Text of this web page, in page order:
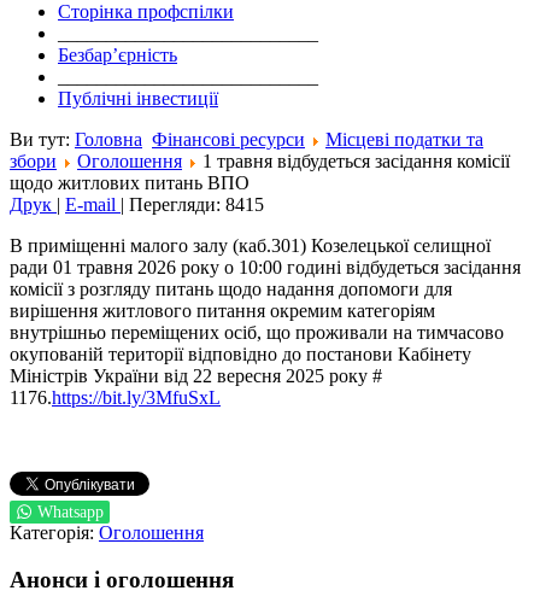
Сторінка профспілки
Безбар’єрність
Публічні інвестиції
Ви тут: Головна Фінансові ресурси
Місцеві податки та
збори
Оголошення
1 травня відбудеться засідання комісії
щодо житлових питань ВПО
Друк | E-mail | Перегляди: 8415
В приміщенні малого залу (каб.301) Козелецької селищної
ради 01 травня 2026 року о 10:00 годині відбудеться засідання
комісії з розгляду питань щодо надання допомоги для
вирішення житлового питання окремим категоріям
внутрішньо переміщених осіб, що проживали на тимчасово
окупованій території відповідно до постанови Кабінету
Міністрів України від 22 вересня 2025 року #
1176.https://bit.ly/3MfuSxL
Whatsapp
Категорія: Оголошення
Анонси і оголошення